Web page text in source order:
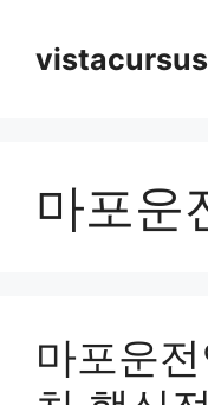
content
마포운
마포운